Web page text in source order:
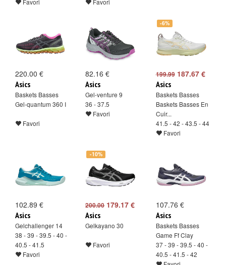
Favori
Favori
220.00 €
Asics
Baskets Basses
Gel-quantum 360 I
Favori
82.16 €
Asics
Gel-venture 9
36 - 37.5
Favori
-6%
199.99187.67 €
Asics
Baskets Basses
Baskets Basses En
Cuir...
41.5 - 42 - 43.5 - 44
Favori
102.89 €
Asics
Gelchallenger 14
38 - 39 - 39.5 - 40 -
40.5 - 41.5
Favori
-10%
200.00179.17 €
Asics
Gelkayano 30
Favori
107.76 €
Asics
Baskets Basses
Game Ff Clay
37 - 39 - 39.5 - 40 -
40.5 - 41.5 - 42